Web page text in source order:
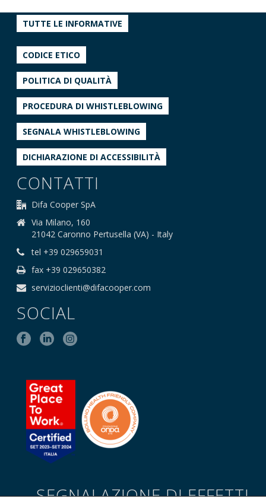
TUTTE LE INFORMATIVE
CODICE ETICO
POLITICA DI QUALITÀ
PROCEDURA DI WHISTLEBLOWING
SEGNALA WHISTLEBLOWING
DICHIARAZIONE DI ACCESSIBILITÀ
CONTATTI
Difa Cooper SpA
Via Milano, 160
21042 Caronno Pertusella (VA) - Italy
tel +39 029659031
fax +39 029650382
servizioclienti@difacooper.com
SOCIAL